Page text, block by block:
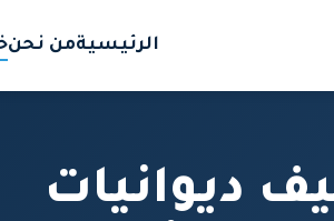
الرئيسيةمن نحن
ديوانيات